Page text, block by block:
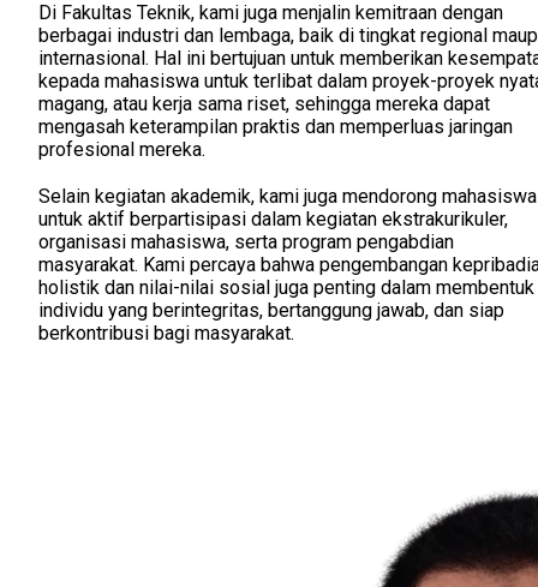
Di Fakultas Teknik, kami juga menjalin kemitraan dengan
berbagai industri dan lembaga, baik di tingkat regional
internasional. Hal ini bertujuan untuk memberikan
kepada mahasiswa untuk terlibat dalam proyek-proyek
magang, atau kerja sama riset, sehingga mereka dapat
mengasah keterampilan praktis dan memperluas jaringan
profesional mereka.
Selain kegiatan akademik, kami juga mendorong mahasiswa
untuk aktif berpartisipasi dalam kegiatan ekstrakurikuler,
organisasi mahasiswa, serta program pengabdian
masyarakat. Kami percaya bahwa pengembangan
holistik dan nilai-nilai sosial juga penting dalam membentuk
individu yang berintegritas, bertanggung jawab, dan siap
berkontribusi bagi masyarakat.